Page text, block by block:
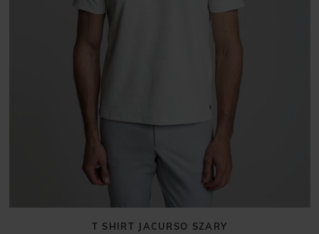
T SHIRT JACURSO SZARY